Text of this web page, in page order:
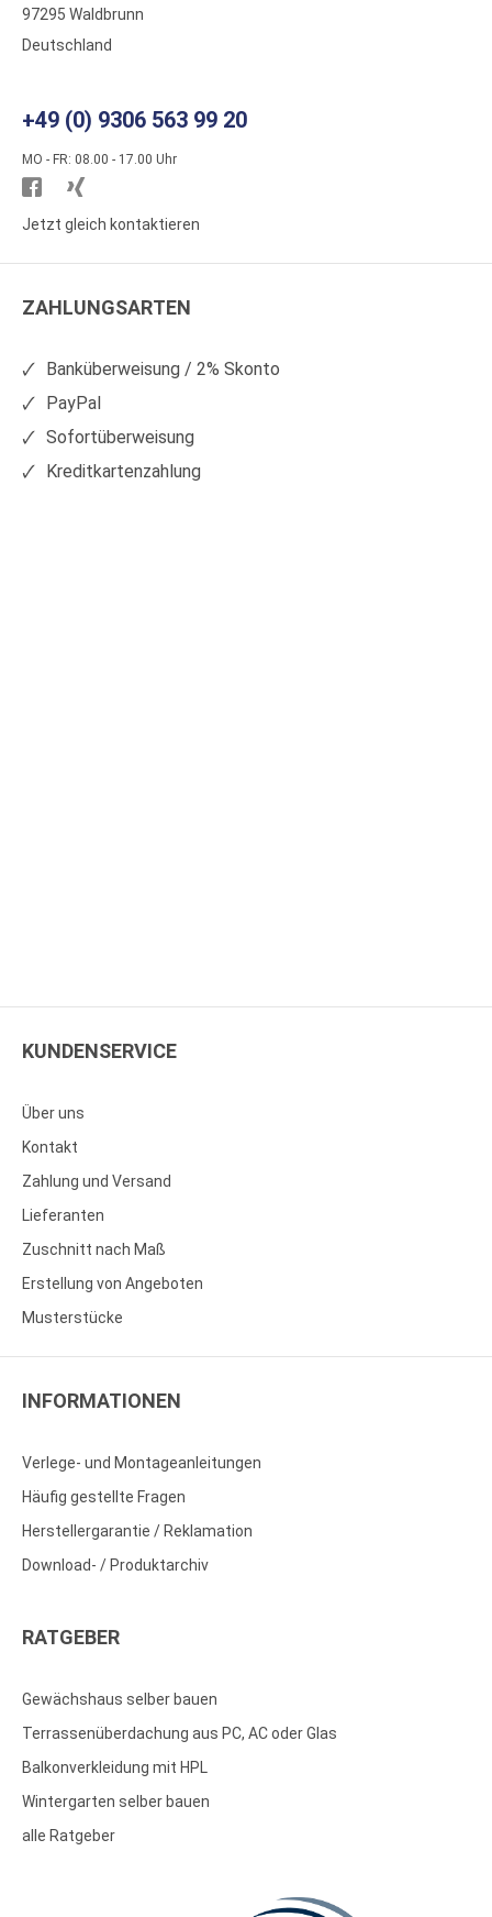
97295 Waldbrunn
Deutschland
+49 (0) 9306 563 99 20
MO - FR: 08.00 - 17.00 Uhr
Besuchen
Sie
auf
Sie
auf
Jetzt gleich kontaktieren
ZAHLUNGSARTEN
Banküberweisung / 2% Skonto
PayPal
Sofortüberweisung
Kreditkartenzahlung
KUNDENSERVICE
Über uns
Kontakt
Zahlung und Versand
Lieferanten
Zuschnitt nach Maß
Erstellung von Angeboten
Musterstücke
INFORMATIONEN
Verlege- und Montageanleitungen
Häufig gestellte Fragen
Herstellergarantie / Reklamation
Download- / Produktarchiv
RATGEBER
Gewächshaus selber bauen
Terrassenüberdachung aus PC, AC oder Glas
Balkonverkleidung mit HPL
Wintergarten selber bauen
alle Ratgeber